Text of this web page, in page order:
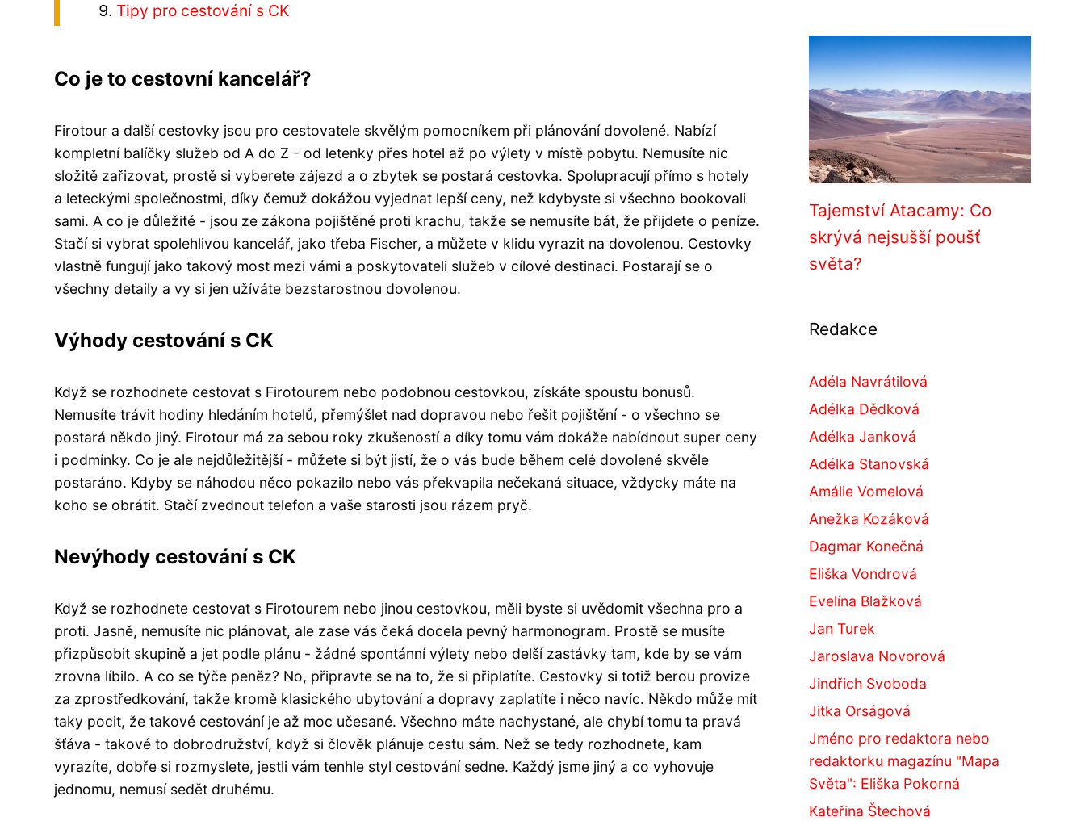
Tipy pro cestování s CK
Co je to cestovní kancelář?
Firotour a další cestovky jsou pro cestovatele skvělým pomocníkem při plánování dovolené. Nabízí
kompletní balíčky služeb od A do Z - od letenky přes hotel až po výlety v místě pobytu. Nemusíte nic
složitě zařizovat, prostě si vyberete zájezd a o zbytek se postará cestovka. Spolupracují přímo s hotely
a leteckými společnostmi, díky čemuž dokážou vyjednat lepší ceny, než kdybyste si všechno bookovali
sami. A co je důležité - jsou ze zákona pojištěné proti krachu, takže se nemusíte bát, že přijdete o peníze.
Stačí si vybrat spolehlivou kancelář, jako třeba Fischer, a můžete v klidu vyrazit na dovolenou. Cestovky
vlastně fungují jako takový most mezi vámi a poskytovateli služeb v cílové destinaci. Postarají se o
všechny detaily a vy si jen užíváte bezstarostnou dovolenou.
Výhody cestování s CK
Když se rozhodnete cestovat s Firotourem nebo podobnou cestovkou, získáte spoustu bonusů.
Nemusíte trávit hodiny hledáním hotelů, přemýšlet nad dopravou nebo řešit pojištění - o všechno se
postará někdo jiný. Firotour má za sebou roky zkušeností a díky tomu vám dokáže nabídnout super ceny
i podmínky. Co je ale nejdůležitější - můžete si být jistí, že o vás bude během celé dovolené skvěle
postaráno. Kdyby se náhodou něco pokazilo nebo vás překvapila nečekaná situace, vždycky máte na
koho se obrátit. Stačí zvednout telefon a vaše starosti jsou rázem pryč.
Nevýhody cestování s CK
Když se rozhodnete cestovat s Firotourem nebo jinou cestovkou, měli byste si uvědomit všechna pro a
proti. Jasně, nemusíte nic plánovat, ale zase vás čeká docela pevný harmonogram. Prostě se musíte
přizpůsobit skupině a jet podle plánu - žádné spontánní výlety nebo delší zastávky tam, kde by se vám
zrovna líbilo. A co se týče peněz? No, připravte se na to, že si připlatíte. Cestovky si totiž berou provize
za zprostředkování, takže kromě klasického ubytování a dopravy zaplatíte i něco navíc. Někdo může mít
taky pocit, že takové cestování je až moc učesané. Všechno máte nachystané, ale chybí tomu ta pravá
šťáva - takové to dobrodružství, když si člověk plánuje cestu sám. Než se tedy rozhodnete, kam
vyrazíte, dobře si rozmyslete, jestli vám tenhle styl cestování sedne. Každý jsme jiný a co vyhovuje
jednomu, nemusí sedět druhému.
Tajemství Atacamy: Co
skrývá nejsušší poušť
světa?
Redakce
Adéla Navrátilová
Adélka Dědková
Adélka Janková
Adélka Stanovská
Amálie Vomelová
Anežka Kozáková
Dagmar Konečná
Eliška Vondrová
Evelína Blažková
Jan Turek
Jaroslava Novorová
Jindřich Svoboda
Jitka Orságová
Jméno pro redaktora nebo
redaktorku magazínu "Mapa
Světa": Eliška Pokorná
Kateřina Štechová